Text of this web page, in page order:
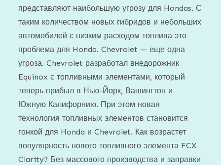
представляют наибольшую угрозу для Hondas. С
таким количеством новых гибридов и небольших
автомобилей с низким расходом топлива это
проблема для Honda. Chevrolet — еще одна
угроза. Chevrolet разработал внедорожник
Equinox с топливными элементами, который
теперь прибыл в Нью-Йорк, Вашингтон и
Южную Калифорнию. При этом новая
технология топливных элементов становится
гонкой для Honda и Chevrolet. Как возрастет
популярность нового топливного элемента FCX
Clarity? Без массового производства и заправки